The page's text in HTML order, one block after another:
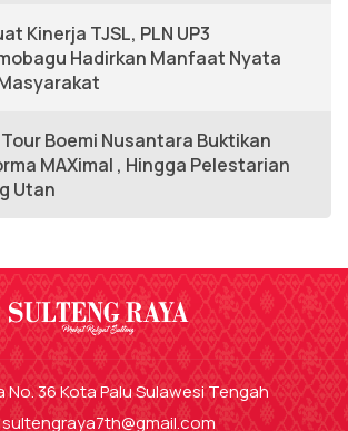
Kinerja TJSL, PLN UP3
Hadirkan Manfaat Nyata
Tour Boemi Nusantara Buktikan
MAXimal , Hingga Pelestarian
Utan
No. 36 Kota Palu Sulawesi Tengah
sultengraya7th@gmail.com